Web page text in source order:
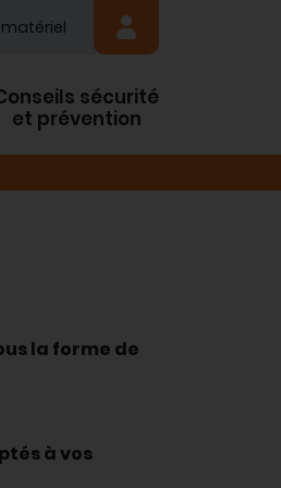
sécurité
et prévention
la forme de
à vos